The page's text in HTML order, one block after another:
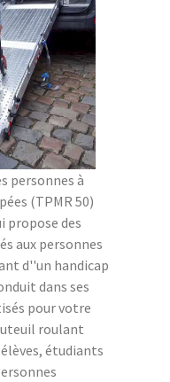
personnes à
(TPMR 50)
propose des
aux personnes
d''un handicap
dans ses
pour votre
roulant
étudiants